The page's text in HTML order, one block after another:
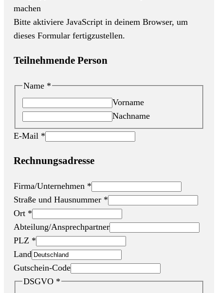
machen
Bitte aktiviere JavaScript in deinem Browser, um
dieses Formular fertigzustellen.
Teilnehmende Person
Name *
Vorname
Nachname
E-Mail *
Rechnungsadresse
Firma/Unternehmen *
Straße und Hausnummer *
Ort *
Abteilung/Ansprechpartner
PLZ *
Land
Gutschein-Code
DSGVO *